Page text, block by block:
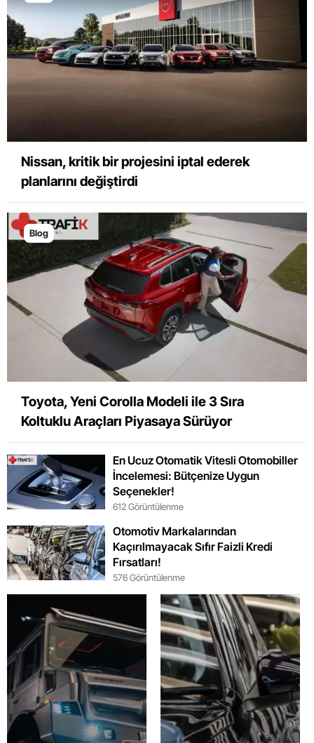
Nissan, kritik bir projesini iptal ederek
planlarını değiştirdi
Blog
Toyota, Yeni Corolla Modeli ile 3 Sıra
Koltuklu Araçları Piyasaya Sürüyor
En Ucuz Otomatik Vitesli Otomobiller
İncelemesi: Bütçenize Uygun
Seçenekler!
612 Görüntülenme
Otomotiv Markalarından
Kaçırılmayacak Sıfır Faizli Kredi
Fırsatları!
576 Görüntülenme